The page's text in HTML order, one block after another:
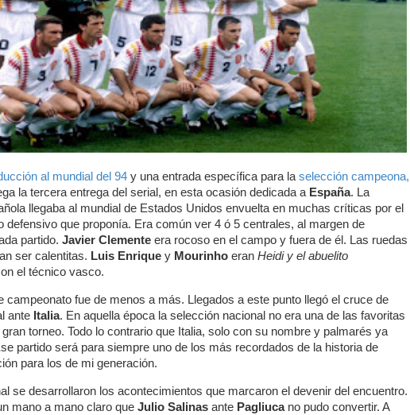
al mundial del 94 y una entrada específica para la selección campeona,
la tercera entrega del serial, en esta ocasión dedicada a España. La
llegaba al mundial de Estados Unidos envuelta en muchas críticas por el
defensivo que proponía. Era común ver 4 ó 5 centrales, al margen de
partido. Javier Clemente era rocoso en el campo y fuera de él. Las ruedas
ser calentitas. Luis Enrique y Mourinho eran Heidi y el abuelito
el técnico vasco.
campeonato fue de menos a más. Llegados a este punto llegó el cruce de
ante Italia. En aquella época la selección nacional no era una de las favoritas
torneo. Todo lo contrario que Italia, solo con su nombre y palmarés ya
partido será para siempre uno de los más recordados de la historia de
para los de mi generación.
se desarrollaron los acontecimientos que marcaron el devenir del encuentro.
mano a mano claro que Julio Salinas ante Pagliucano pudo convertir. A